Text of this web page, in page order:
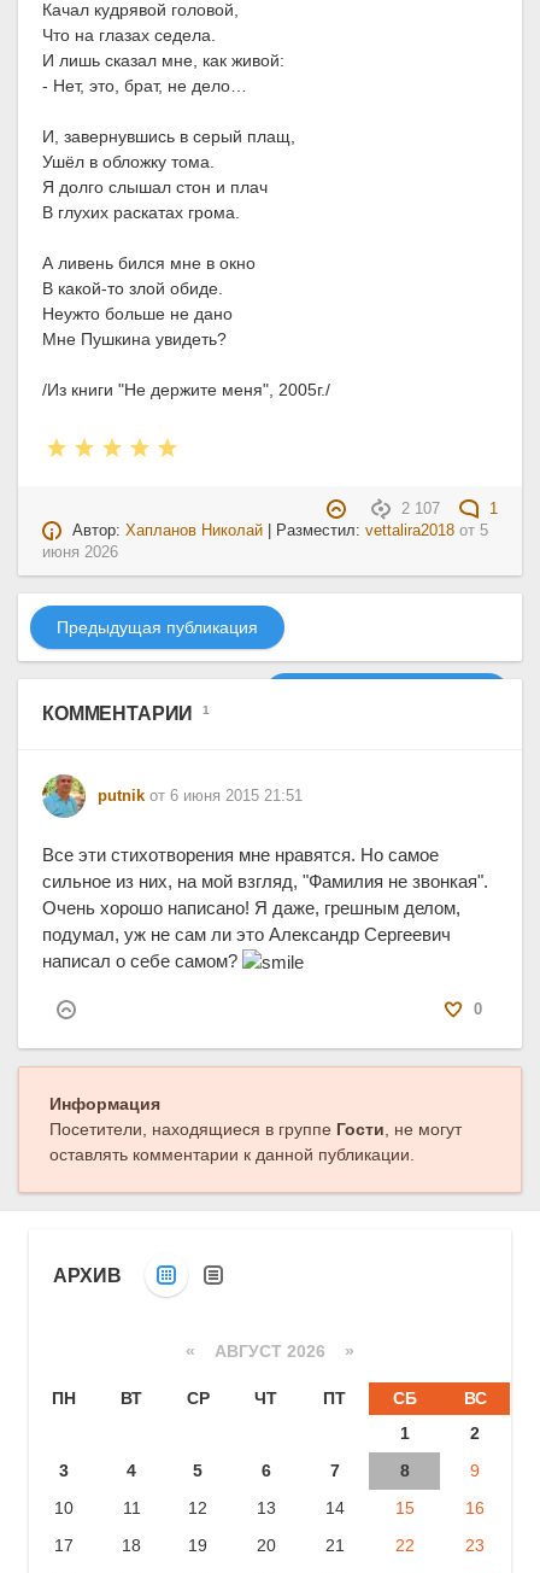
Качал кудрявой головой,
Что на глазах седела.
И лишь сказал мне, как живой:
- Нет, это, брат, не дело…
И, завернувшись в серый плащ,
Ушёл в обложку тома.
Я долго слышал стон и плач
В глухих раскатах грома.
А ливень бился мне в окно
В какой-то злой обиде.
Неужто больше не дано
Мне Пушкина увидеть?
/Из книги "Не держите меня", 2005г./
2 107
1
Автор:Хапланов Николай | Разместил:vettalira2018 от5
июня 2026
Предыдущая публикация
КОММЕНТАРИИ 1
putnik от 6 июня 2015 21:51
0
Все эти стихотворения мне нравятся. Но самое
сильное из них, на мой взгляд, "Фамилия не звонкая".
Очень хорошо написано! Я даже, грешным делом,
подумал, уж не сам ли это Александр Сергеевич
написал о себе самом?
Информация
Посетители, находящиеся в группе Гости , не могут
оставлять комментарии к данной публикации.
АРХИВ
« АВГУСТ 2026 »
ПН ВТ СР ЧТ ПТ СБ
ВС
1
2
3
4 5 6 7 8
9
10
11 12 13 14 15
16
17
18 19 20 21 22
23